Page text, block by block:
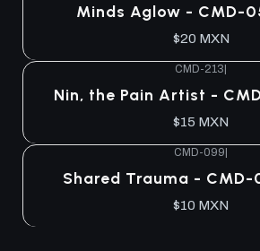
Minds Aglow - CMD-
$20 MXN
CMD-213|
Nin, the Pain Artist -
$15 MXN
CMD-099
Shared Trauma - CMD-
$10 MXN